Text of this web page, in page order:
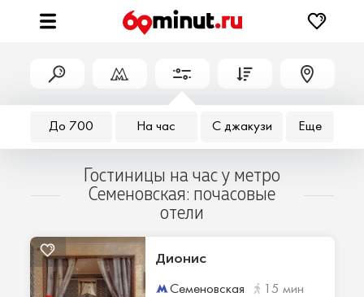
До 700 На час С джакузи Еще
Гостиницы на час у метро
Семеновская: почасовые
отели
Дионис
Семеновская 15 мин